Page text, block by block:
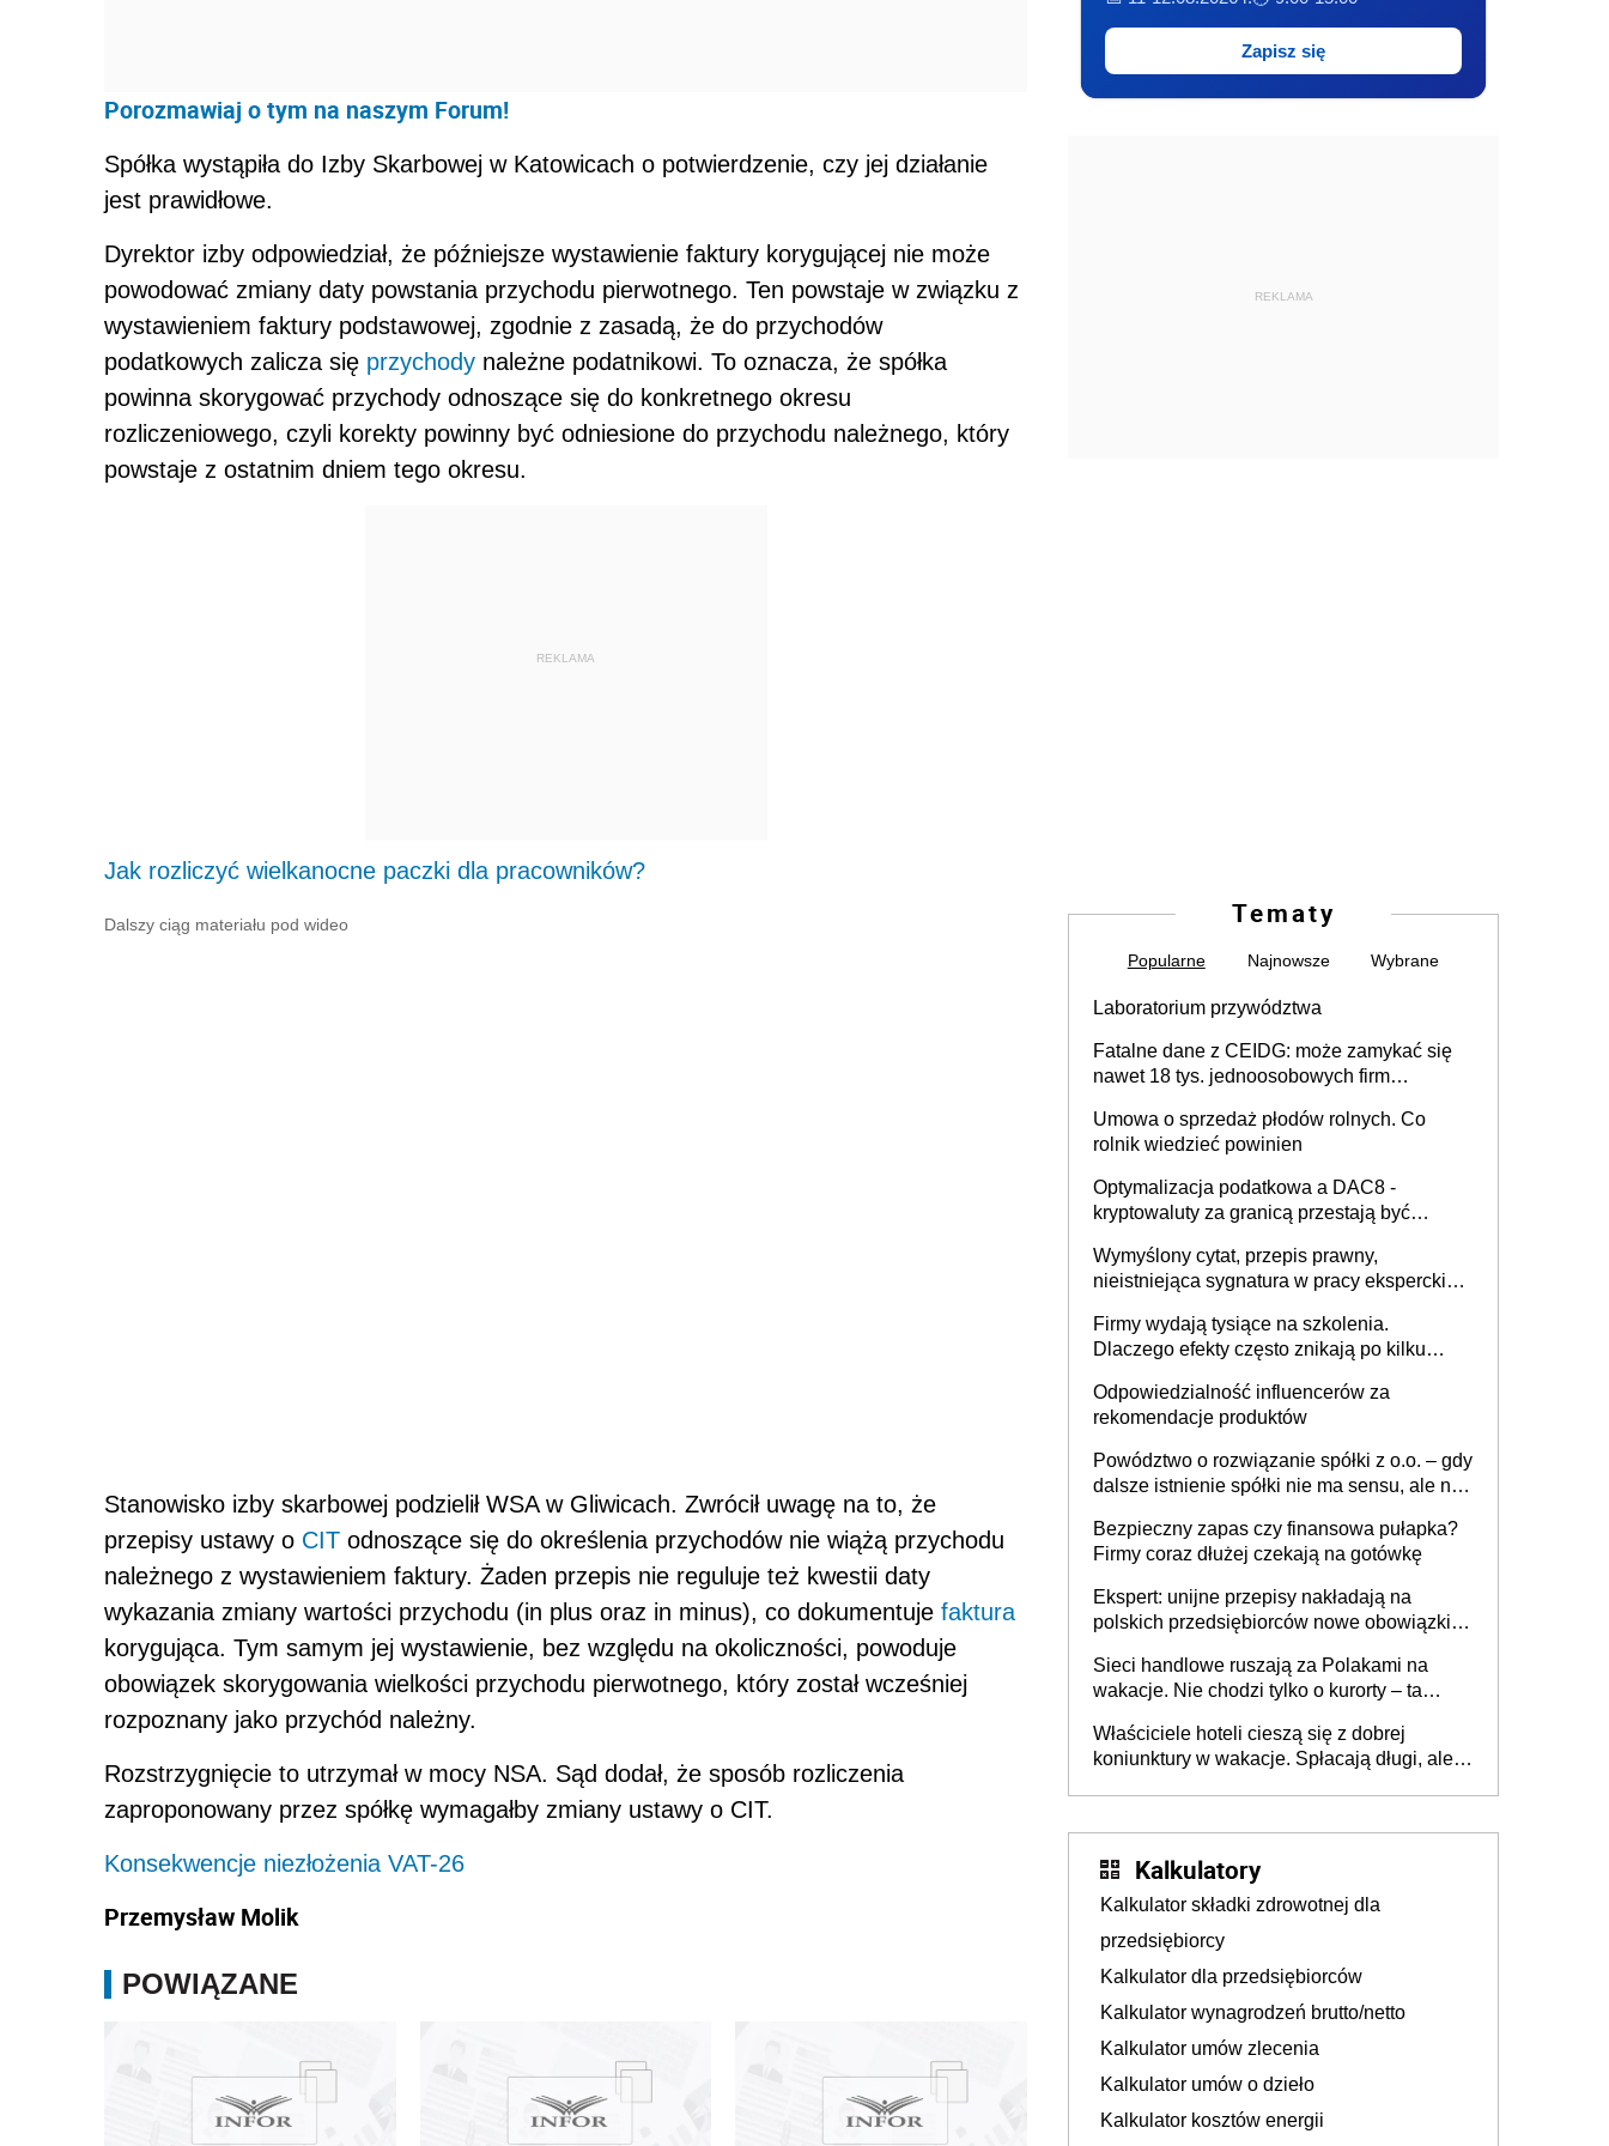
Porozmawiaj o tym na naszym Forum!
Spółka wystąpiła do Izby Skarbowej w Katowicach o potwierdzenie, czy jej działanie
jest prawidłowe.
Dyrektor izby odpowiedział, że późniejsze wystawienie faktury korygującej nie może
powodować zmiany daty powstania przychodu pierwotnego. Ten powstaje w związku z
wystawieniem faktury podstawowej, zgodnie z zasadą, że do przychodów
podatkowych zalicza się przychody należne podatnikowi. To oznacza, że spółka
powinna skorygować przychody odnoszące się do konkretnego okresu
rozliczeniowego, czyli korekty powinny być odniesione do przychodu należnego, który
powstaje z ostatnim dniem tego okresu.
REKLAMA
Jak rozliczyć wielkanocne paczki dla pracowników?
Dalszy ciąg materiału pod wideo
Stanowisko izby skarbowej podzielił WSA w Gliwicach. Zwrócił uwagę na to, że
przepisy ustawy o CIT odnoszące się do określenia przychodów nie wiążą przychodu
należnego z wystawieniem faktury. Żaden przepis nie reguluje też kwestii daty
wykazania zmiany wartości przychodu (in plus oraz in minus), co dokumentuje faktura
korygująca. Tym samym jej wystawienie, bez względu na okoliczności, powoduje
obowiązek skorygowania wielkości przychodu pierwotnego, który został wcześniej
rozpoznany jako przychód należny.
Rozstrzygnięcie to utrzymał w mocy NSA. Sąd dodał, że sposób rozliczenia
zaproponowany przez spółkę wymagałby zmiany ustawy o CIT.
Konsekwencje niezłożenia VAT-26
Przemysław Molik
POWIĄZANE
Zapisz się
REKLAMA
Tematy
Popularne Najnowsze Wybrane
Laboratorium przywództwa
Fatalne dane z CEIDG: może zamykać się
nawet 18 tys. jednoosobowych firm
Umowa o sprzedaż płodów rolnych. Co
rolnik wiedzieć powinien
Optymalizacja podatkowa a DAC8 -
kryptowaluty za granicą przestają być
Wymyślony cytat, przepis prawny,
nieistniejąca sygnatura w pracy eksperckiej -
firmie
Firmy wydają tysiące na szkolenia.
Dlaczego efekty często znikają po kilku
Odpowiedzialność influencerów za
rekomendacje produktów
Powództwo o rozwiązanie spółki z o.o. – gdy
dalsze istnienie spółki nie ma sensu, ale nie
Bezpieczny zapas czy finansowa pułapka?
Firmy coraz dłużej czekają na gotówkę
Ekspert: unijne przepisy nakładają na
polskich przedsiębiorców nowe obowiązki w
Sieci handlowe ruszają za Polakami na
wakacje. Nie chodzi tylko o kurorty – ta
tam, gdzie wielu spędzi urlop po cichu
Właściciele hoteli cieszą się z dobrej
koniunktury w wakacje. Spłacają długi, ale
Kalkulatory
Kalkulator składki zdrowotnej dla
przedsiębiorcy
Kalkulator dla przedsiębiorców
Kalkulator wynagrodzeń brutto/netto
Kalkulator umów zlecenia
Kalkulator umów o dzieło
Kalkulator kosztów energii